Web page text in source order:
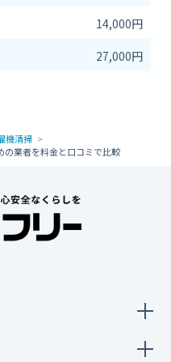
14,000円
27,000円
機清掃
業者を料金と口コミで比較